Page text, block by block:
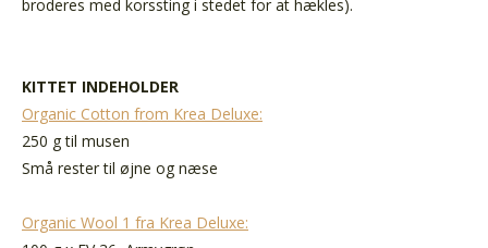
broderes med korssting i stedet for at hækles).
KITTET INDEHOLDER
Organic Cotton from Krea Deluxe:
250 g til musen
Små rester til øjne og næse
Organic Wool 1 fra Krea Deluxe: